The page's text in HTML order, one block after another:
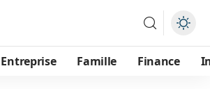
Entreprise Famille Finance